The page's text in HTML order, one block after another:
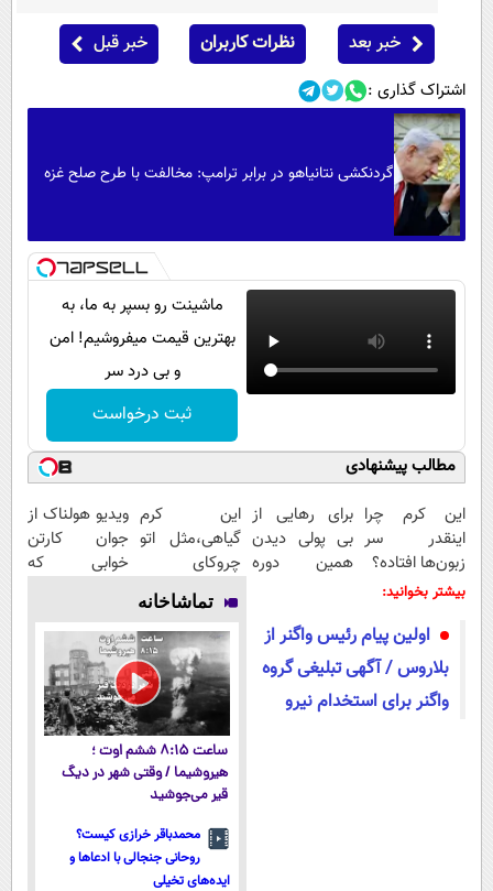
خبر بعد نظرات کاربران خبر قبل
اشتراک گذاری :
گردنکشی نتانیاهو در برابر ترامپ: مخالفت با طرح صلح غزه
ماشینت رو بسپر به ما، به
بهترین قیمت میفروشیم! امن
و بی درد سر
ثبت درخواست
مطالب پیشنهادی
این کرم چرا
اینقدر سر
زبون‌ها افتاده؟
برای رهایی از
بی پولی دیدن
همین دوره
کن)
این کرم
گیاهی،مثل اتو
چروکای
پوستتوصاف
میکنه!50%تخفیف
ویدیو هولناک از
جوان کارتن
خوابی که
بیشتر بخوانید:
اولین پیام رئیس واگنر از
بلاروس / آگهی تبلیغی گروه
واگنر برای استخدام نیرو
تماشاخانه
ساعت ۸:۱۵ ششم اوت ؛
هیروشیما / وقتی شهر در دیگ
قیر می‌جوشید
محمدباقر خرازی کیست؟
روحانی جنجالی با ادعاها و
ایده‌های تخیلی